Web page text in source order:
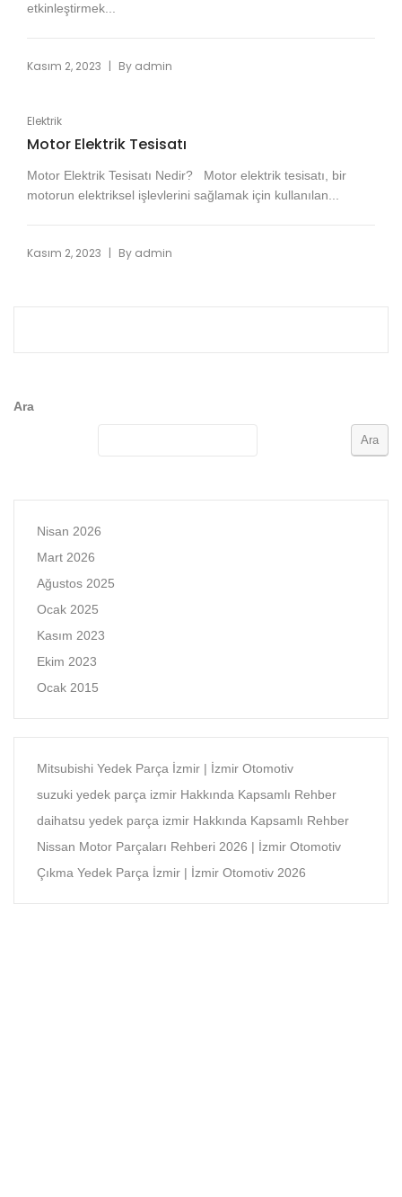
etkinleştirmek...
Kasım 2, 2023 | By admin
Elektrik
Motor Elektrik Tesisatı
Motor Elektrik Tesisatı Nedir? Motor elektrik tesisatı, bir
motorun elektriksel işlevlerini sağlamak için kullanılan...
Kasım 2, 2023 | By admin
Ara
Ara
Nisan 2026
Mart 2026
Ağustos 2025
Ocak 2025
Kasım 2023
Ekim 2023
Ocak 2015
Mitsubishi Yedek Parça İzmir | İzmir Otomotiv
suzuki yedek parça izmir Hakkında Kapsamlı Rehber
daihatsu yedek parça izmir Hakkında Kapsamlı Rehber
Nissan Motor Parçaları Rehberi 2026 | İzmir Otomotiv
Çıkma Yedek Parça İzmir | İzmir Otomotiv 2026